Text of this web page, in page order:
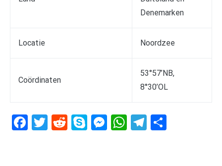
Denemarken
Locatie Noordzee
Coördinaten
53°57’NB,
8°30’OL
Facebook
Twitter
RedditSkypeMessenger
WhatsApp
Telegram